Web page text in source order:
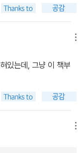
서스킨드의 다른 책들
학」, 「이종필의 물리
해설 강의를 진행해 온
터 역자 오프라인 특강
스북스가 제작하고
의 정석 솔루션: 양자
자 역학 실습’을 더욱
문제 솔루션, 그리고
있는데, 그냥 이 책부